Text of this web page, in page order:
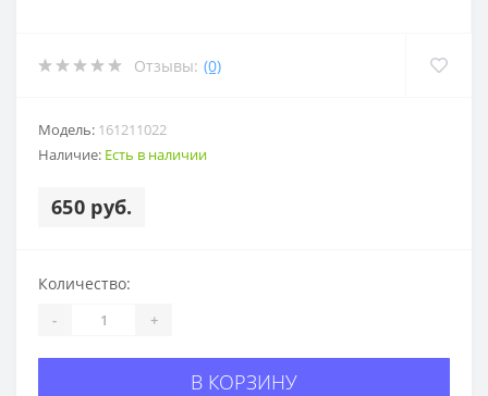
Отзывы: (0)
Модель: 161211022
Наличие: Есть в наличии
650 руб.
Количество:
- +
В КОРЗИНУ